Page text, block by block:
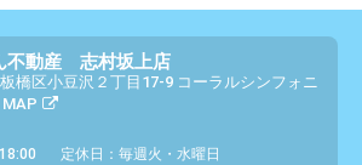
不動産 志村坂上店
橋区小豆沢２丁目17-9 コーラルシンフォニ
MAP
定休日：毎週火・水曜日